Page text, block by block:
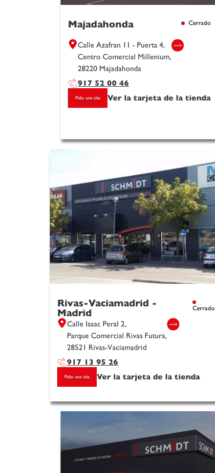
Majadahonda Cerrado
Calle Azafran 11 - Puerta 4,
Centro Comercial Millenium,
28220 Majadahonda
917 52 00 46
Pido una cita Ver la tarjeta de la tienda
Rivas-Vaciamadrid -
Madrid
Cerrado
Calle Isaac Peral 2,
Parque Comercial Rivas Futura,
28521 Rivas-Vaciamadrid
917 13 95 26
Pido una cita Ver la tarjeta de la tienda